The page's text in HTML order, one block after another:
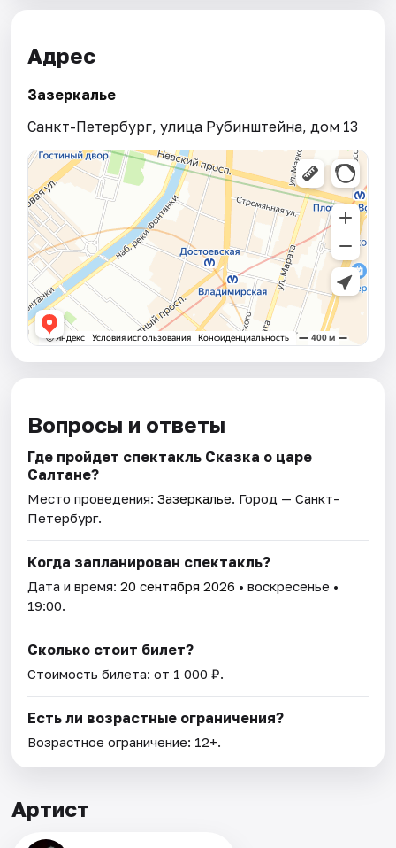
Адрес
Зазеркалье
Санкт-Петербург, улица Рубинштейна, дом 13
Вопросы и ответы
Где пройдет спектакль Сказка о царе
Салтане?
Место проведения:Зазеркалье. Город — Санкт-
Петербург.
Когда запланирован спектакль?
Дата и время:20 сентября 2026 • воскресенье •
19:00.
Сколько стоит билет?
Стоимость билета: от 1 000 ₽.
Есть ли возрастные ограничения?
Возрастное ограничение: 12+.
Артист